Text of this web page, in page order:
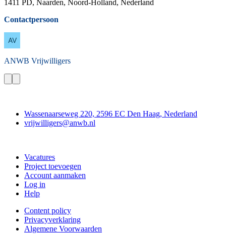
1411 PD, Naarden, Noord-Holland, Nederland
Contactpersoon
ANWB Vrijwilligers
Wassenaarseweg 220, 2596 EC Den Haag, Nederland
vrijwilligers@anwb.nl
Vacatures
Project toevoegen
Account aanmaken
Log in
Help
Content policy
Privacyverklaring
Algemene Voorwaarden